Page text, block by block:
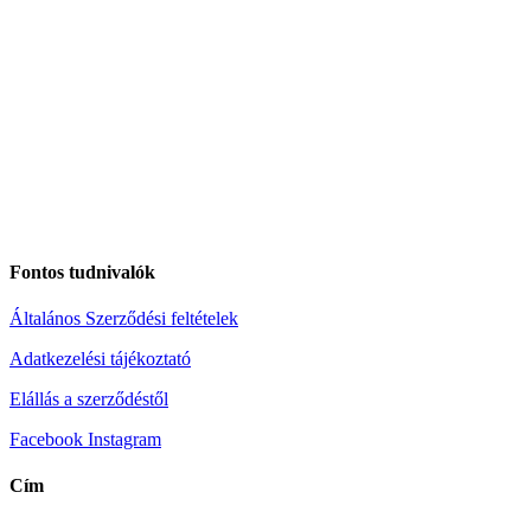
Fontos tudnivalók
Általános Szerződési feltételek
Adatkezelési tájékoztató
Elállás a szerződéstől
Facebook Instagram
Cím